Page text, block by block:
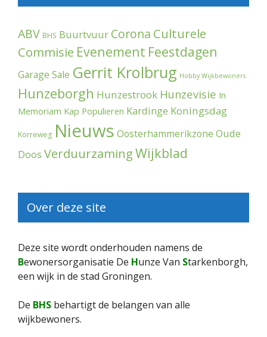
ABV BHS Buurtvuur Corona Culturele
Commisie Evenement Feestdagen
Garage Sale Gerrit Krolbrug Hobby Wijkbewoners
Hunzeborgh Hunzestrook Hunzevisie In
Memoriam Kap Populieren Kardinge Koningsdag
Korreweg Nieuws Oosterhammerikzone Oude
Doos VerduurzamingWijkblad
Over deze site
Deze site wordt onderhouden namens de
Bewonersorganisatie De Hunze Van Starkenborgh,
een wijk in de stad Groningen.
De BHS behartigt de belangen van alle
wijkbewoners.